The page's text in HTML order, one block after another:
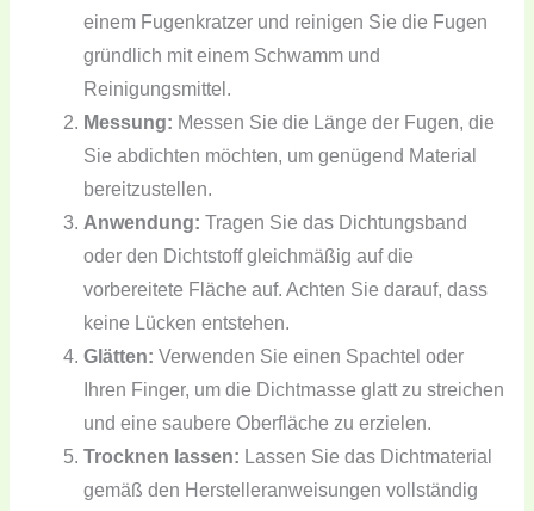
einem Fugenkratzer und reinigen Sie die Fugen
gründlich mit einem Schwamm und
Reinigungsmittel.
Messung: Messen Sie die Länge der Fugen, die
Sie abdichten möchten, um genügend Material
bereitzustellen.
Anwendung: Tragen Sie das Dichtungsband
oder den Dichtstoff gleichmäßig auf die
vorbereitete Fläche auf. Achten Sie darauf, dass
keine Lücken entstehen.
Glätten: Verwenden Sie einen Spachtel oder
Ihren Finger, um die Dichtmasse glatt zu streichen
und eine saubere Oberfläche zu erzielen.
Trocknen lassen: Lassen Sie das Dichtmaterial
gemäß den Herstelleranweisungen vollständig